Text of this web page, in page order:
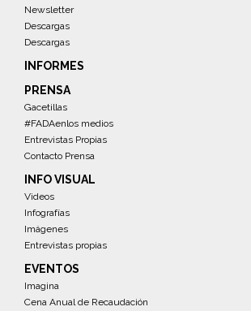
Newsletter
Descargas
Descargas
INFORMES
PRENSA
Gacetillas
#FADAenlos medios
Entrevistas Propias
Contacto Prensa
INFO VISUAL
Videos
Infografías
Imágenes
Entrevistas propias
EVENTOS
Imagina
Cena Anual de Recaudación